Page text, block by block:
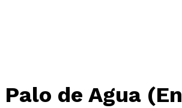
Palo de Agua